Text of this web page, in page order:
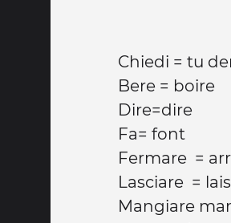
Chiedi = tu
Bere = boire
Dire=dire
Fa= font
Fermare =
Lasciare =
Mangiare